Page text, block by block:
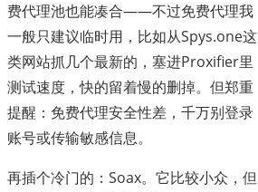
费代理池也能凑合——不过免费代理我
一般只建议临时用，比如从Spys.one这
类网站抓几个最新的，塞进Proxifier里
测试速度，快的留着慢的删掉。但郑重
提醒：免费代理安全性差，千万别登录
账号或传输敏感信息。
再插个冷门的：Soax。它比较小众，但